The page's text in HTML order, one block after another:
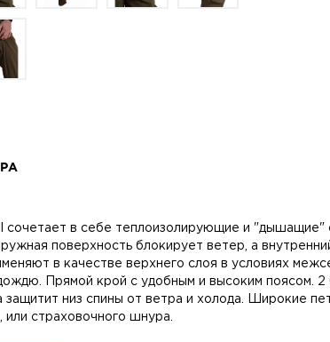
сочетает в себе теплоизолирующие и "дышащие"
поверхность блокирует ветер, а
в качестве верхнего слоя в условиях
Прямой крой с удобным и высоким поясом.
защитит низ спины от ветра и холода. Широкие
страховочного шнура.